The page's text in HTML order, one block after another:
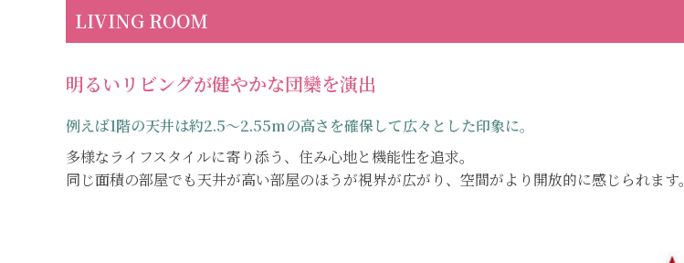
LIVING ROOM
明るいリビングが健やかな団欒を演出
例えば1階の天井は約2.5〜2.55mの高さを確保して広々とした印象に。
多様なライフスタイルに寄り添う、住み心地と機能性を追求。
同じ面積の部屋でも天井が高い部屋のほうが視界が広がり、空間がより開放的に感じられます。